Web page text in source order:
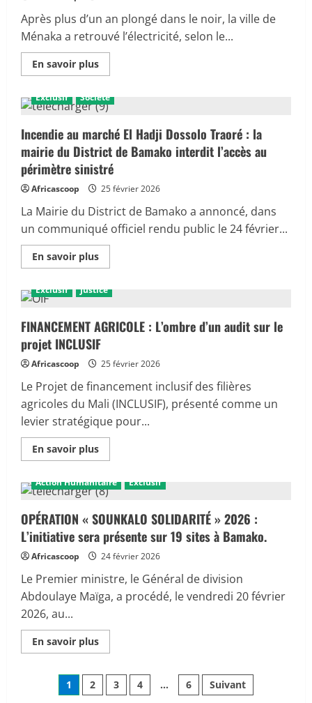
AU
L’ANAC
a
respecté
la
Après plus d’un an plongé dans le noir, la ville de
Ménaka a retrouvé l’électricité, selon le...
En savoir plusEn
savoir
MALI
:
retrouve
la
lumière
Exclusif Société
Incendie au marché El Hadji Dossolo Traoré : la
mairie du District de Bamako interdit l’accès au
périmètre sinistré
Africascoop 25 février 2026
La Mairie du District de Bamako a annoncé, dans
un communiqué officiel rendu public le 24 février...
En savoir plusEn
savoir
Incendie
El
Hadji
Dossolo
Traoré
mairie
du
District
de
Bamako
interdit
l’accès
au
périmètre
Exclusif Justice
FINANCEMENT AGRICOLE : L’ombre d’un audit sur le
projet INCLUSIF
Africascoop 25 février 2026
Le Projet de financement inclusif des filières
agricoles du Mali (INCLUSIF), présenté comme un
levier stratégique pour...
En savoir plusEn
savoir
FINANCEMENT
AGRICOLE :
d’un
audit
sur
le
projet
Action Humanitaire Exclusif
OPÉRATION « SOUNKALO SOLIDARITÉ » 2026 :
L’initiative sera présente sur 19 sites à Bamako.
Africascoop 24 février 2026
Le Premier ministre, le Général de division
Abdoulaye Maïga, a procédé, le vendredi 20 février
2026, au...
En savoir plusEn
savoir
OPÉRATION
SOUNKALO
Pagination
1 2 3 4 … 6 Suivant